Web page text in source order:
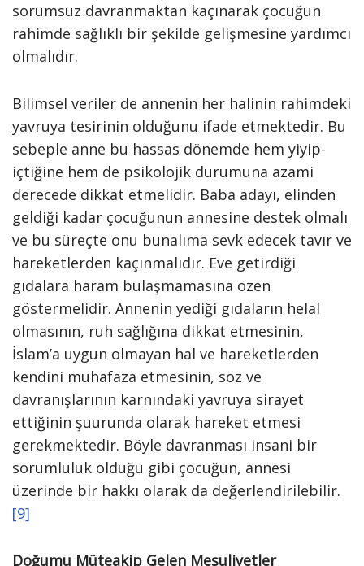
sorumsuz davranmaktan kaçınarak çocuğun
rahimde sağlıklı bir şekilde gelişmesine yardımcı
olmalıdır.
Bilimsel veriler de annenin her halinin rahimdeki
yavruya tesirinin olduğunu ifade etmektedir. Bu
sebeple anne bu hassas dönemde hem yiyip-
içtiğine hem de psikolojik durumuna azami
derecede dikkat etmelidir. Baba adayı, elinden
geldiği kadar çocuğunun annesine destek olmalı
ve bu süreçte onu bunalıma sevk edecek tavır ve
hareketlerden kaçınmalıdır. Eve getirdiği
gıdalara haram bulaşmamasına özen
göstermelidir. Annenin yediği gıdaların helal
olmasının, ruh sağlığına dikkat etmesinin,
İslam’a uygun olmayan hal ve hareketlerden
kendini muhafaza etmesinin, söz ve
davranışlarının karnındaki yavruya sirayet
ettiğinin şuurunda olarak hareket etmesi
gerekmektedir. Böyle davranması insani bir
sorumluluk olduğu gibi çocuğun, annesi
üzerinde bir hakkı olarak da değerlendirilebilir.
[9]
Doğumu Müteakip Gelen Mesuliyetler